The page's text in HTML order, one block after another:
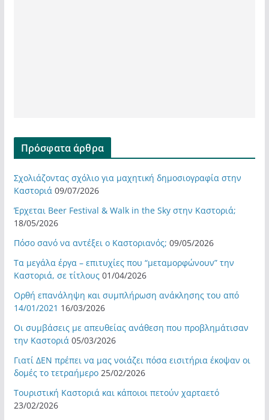
Πρόσφατα άρθρα
Σχολιάζοντας σχόλιο για μαχητική δημοσιογραφία στην
Καστοριά 09/07/2026
Έρχεται Beer Festival & Walk in the Sky στην Καστοριά;
18/05/2026
Πόσο σανό να αντέξει ο Καστοριανός; 09/05/2026
Τα μεγάλα έργα – επιτυχίες που “μεταμορφώνουν” την
Καστοριά, σε τίτλους 01/04/2026
Ορθή επανάληψη και συμπλήρωση ανάκλησης του από
14/01/2021 16/03/2026
Οι συμβάσεις με απευθείας ανάθεση που προβλημάτισαν
την Καστοριά 05/03/2026
Γιατί ΔΕΝ πρέπει να μας νοιάζει πόσα εισιτήρια έκοψαν οι
δομές το τετραήμερο 25/02/2026
Τουριστική Καστοριά και κάποιοι πετούν χαρταετό
23/02/2026